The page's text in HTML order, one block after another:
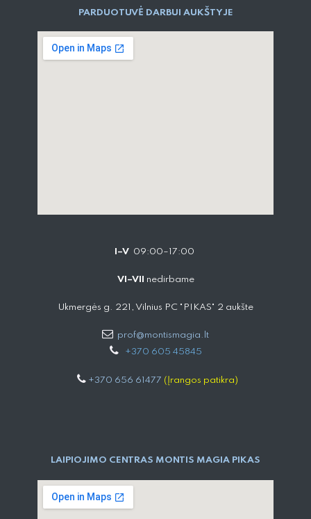
PARDUOTUVĖ DARBUI AUKŠTYJE
I–V 09:00–17:00
VI–VII nedirbame
Ukmergės g. 221, Vilnius PC "PIKAS" 2 aukšte
prof@montismagia.lt
+370 605 4584​5
+370 656 61477 (Įrangos patikra)
LAIPIOJIMO CENTRAS MONTIS MAGIA PIKAS